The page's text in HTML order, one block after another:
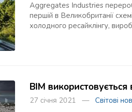
Aggregates Industries
першій в Великобританії
холодного ресайклінгу,
BIM
27 січня 2021 — Світові